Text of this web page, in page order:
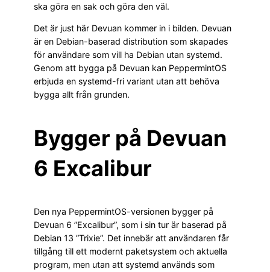
ska göra en sak och göra den väl.
Det är just här Devuan kommer in i bilden. Devuan
är en Debian-baserad distribution som skapades
för användare som vill ha Debian utan systemd.
Genom att bygga på Devuan kan PeppermintOS
erbjuda en systemd-fri variant utan att behöva
bygga allt från grunden.
Bygger på Devuan
6 Excalibur
Den nya PeppermintOS-versionen bygger på
Devuan 6 ”Excalibur”, som i sin tur är baserad på
Debian 13 ”Trixie”. Det innebär att användaren får
tillgång till ett modernt paketsystem och aktuella
program, men utan att systemd används som